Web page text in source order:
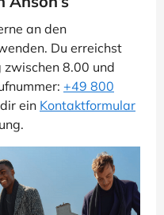
an den
Du erreichst
8.00 und
+49 800
ein Kontaktformular